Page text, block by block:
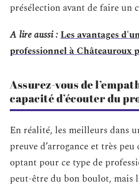
présélection avant de faire un
A lire aussi :Les avantages
professionnel à Châteauroux
Assurez-vous de
capacité d’écouter du
En réalité, les meilleurs dans
preuve d’arrogance et très peu
optant pour ce type de
peut-être du bon boulot, mais